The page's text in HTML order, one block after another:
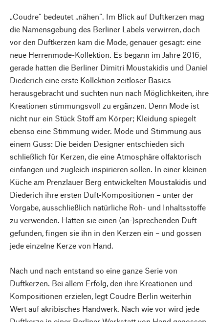
„Coudre“ bedeutet „nähen“. Im Blick auf Duftkerzen mag
die Namensgebung des Berliner Labels verwirren, doch
vor den Duftkerzen kam die Mode, genauer gesagt: eine
neue Herrenmode-Kollektion. Es begann im Jahre 2016,
gerade hatten die Berliner Dimitri Moustakidis und Daniel
Diederich eine erste Kollektion zeitloser Basics
herausgebracht und suchten nun nach Möglichkeiten, ihre
Kreationen stimmungsvoll zu ergänzen. Denn Mode ist
nicht nur ein Stück Stoff am Körper; Kleidung spiegelt
ebenso eine Stimmung wider. Mode und Stimmung aus
einem Guss: Die beiden Designer entschieden sich
schließlich für Kerzen, die eine Atmosphäre olfaktorisch
einfangen und zugleich inspirieren sollen. In einer kleinen
Küche am Prenzlauer Berg entwickelten Moustakidis und
Diederich ihre ersten Duft-Kompositionen – unter der
Vorgabe, ausschließlich natürliche Roh- und Inhaltsstoffe
zu verwenden. Hatten sie einen (an-)sprechenden Duft
gefunden, fingen sie ihn in den Kerzen ein – und gossen
jede einzelne Kerze von Hand.
Nach und nach entstand so eine ganze Serie von
Duftkerzen. Bei allem Erfolg, den ihre Kreationen und
Kompositionen erzielen, legt Coudre Berlin weiterhin
Wert auf akribisches Handwerk. Nach wie vor wird jede